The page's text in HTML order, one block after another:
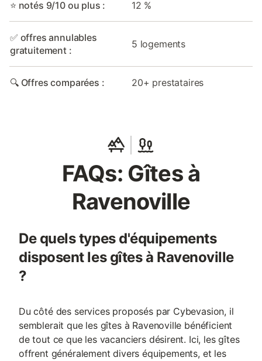
⭐ notés 9/10 ou plus : 12 %
✅ offres annulables
gratuitement :
5 logements
🔍 Offres comparées : 20+ prestataires
FAQs: Gîtes à
Ravenoville
De quels types d'équipements
disposent les gîtes à Ravenoville
?
Du côté des services proposés par Cybevasion, il
semblerait que les gîtes à Ravenoville bénéficient
de tout ce que les vacanciers désirent. Ici, les gîtes
offrent généralement divers équipements, et les